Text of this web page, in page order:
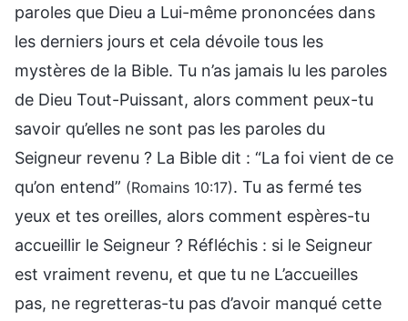
paroles que Dieu a Lui-même prononcées dans
les derniers jours et cela dévoile tous les
mystères de la Bible. Tu n’as jamais lu les paroles
de Dieu Tout-Puissant, alors comment peux-tu
savoir qu’elles ne sont pas les paroles du
Seigneur revenu ? La Bible dit : “La foi vient de ce
qu’on entend” (Romains 10:17). Tu as fermé tes
yeux et tes oreilles, alors comment espères-tu
accueillir le Seigneur ? Réfléchis : si le Seigneur
est vraiment revenu, et que tu ne L’accueilles
pas, ne regretteras-tu pas d’avoir manqué cette